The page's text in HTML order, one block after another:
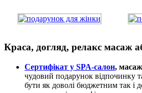
Краса, догляд, релакс масаж
Сертифікат у SPA-салон,
чудовий подарунок відпочинку
бути як доволі бюджетним так і